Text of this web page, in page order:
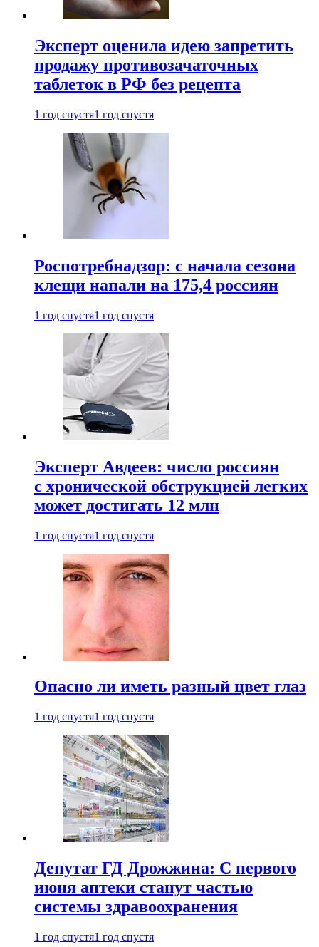
Эксперт оценила идею запретить
продажу противозачаточных
таблеток в РФ без рецепта
1 год спустя1 год спустя
Роспотребнадзор: с начала сезона
клещи напали на 175,4 россиян
1 год спустя1 год спустя
Эксперт Авдеев: число россиян
с хронической обструкцией легких
может достигать 12 млн
1 год спустя1 год спустя
Опасно ли иметь разный цвет глаз
1 год спустя1 год спустя
Депутат ГД Дрожжина: С первого
июня аптеки станут частью
системы здравоохранения
1 год спустя1 год спустя